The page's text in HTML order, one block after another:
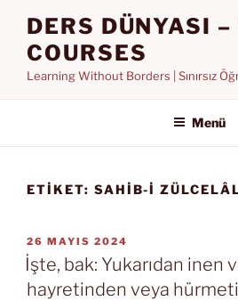
DERS DÜNYASI
COURSES
Learning Without Borders | Sınırsız
Menü
ETIKET: SAHIB-I
YAYIM
TARIHI
26 MAYIS 2024
İşte, bak: Yukarıdan inen
hayretinden veya